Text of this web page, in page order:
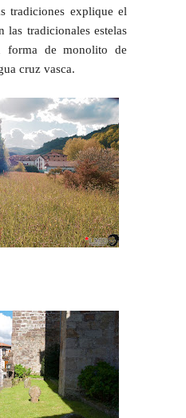
tradiciones explique el
las tradicionales estelas
forma de monolito de
cruz vasca.